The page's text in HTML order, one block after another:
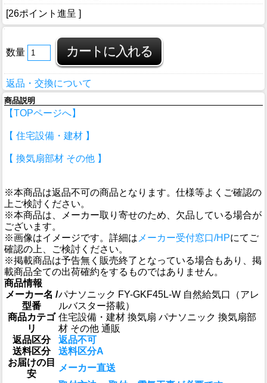
[26ポイント進呈 ]
数量
返品・交換について
商品説明
【TOPページへ】
【 住宅設備・建材 】
【 換気扇部材 その他 】
※本商品は返品不可の商品となります。仕様等よくご確認の
上ご検討ください。
※本商品は、メーカー取り寄せのため、欠品している場合が
ございます。
※画像はイメージです。詳細は メーカー受付窓口/HPにてご
確認の上、ご検討ください。
※掲載商品は予告無く販売終了となっている場合もあり、掲
載商品全ての出荷確約をするものではありません。
商品情報
メーカー名 /
型番
パナソニック FY-GKF45L-W 自然給気口（アレ
ルバスター搭載）
商品カテゴ
リ
住宅設備・建材 換気扇 パナソニック 換気扇部
材 その他 通販
返品区分
返品不可
送料区分
送料区分A
お届けの目
安
メーカー直送